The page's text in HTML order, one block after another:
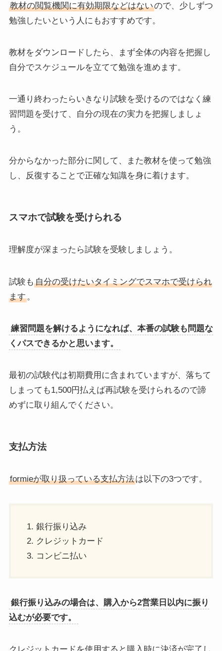
教材の閲覧機関に有効期限などはないので、少しずつ
勉強したいという人にもおすすめです。
教材をダウンロードしたら、まず全体の内容を把握し
自分でスケジュールを立てて勉強を進めます。
一通り終わったらいきなり試験を受けるのではなく練
習問題を受けて、自分の現在の実力を把握しましょ
う。
分からなかった部分に関して、また教材を使って勉強
し、反復することで正確な知識を身に着けます。
スマホで試験を受けられる
理解度が深まったら試験を受験しましょう。
試験も 自分の受けたいタイミングでスマホで受けられ
ます。
練習問題を解けるようになれば、本番の試験も問題な
くパスできるかと思います。
最初の試験代は初期費用に含まれていますが、落ちて
しまっても1,500円払えば再試験を受けられるので諦
めずに取り組んでください。
支払方法
formieが取り扱っている支払方法は以下の3つです。
銀行振り込み
クレジットカード
コンビニ払い
銀行振り込みの場合は、購入から2営業日以内に振り
込むが必要です。